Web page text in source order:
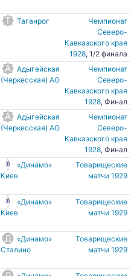
Таганрог
Чемпионат
Северо-
Кавказского края
1928, 1/2 финала
Адыгейская
(Черкесская) АО
Чемпионат
Северо-
Кавказского края
1928, Финал
Адыгейская
(Черкесская) АО
Чемпионат
Северо-
Кавказского края
1928, Финал
«Динамо»
Киев
Товарищеские
матчи 1929
«Динамо»
Киев
Товарищеские
матчи 1929
«Динамо»
Сталино
Товарищеские
матчи 1929